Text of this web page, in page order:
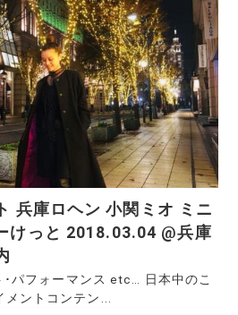
兵庫ロヘン 小関ミオ ミニ
けっと 2018.03.04 @兵庫
パフォーマンス etc… 日本中のこ
メントコンテン...